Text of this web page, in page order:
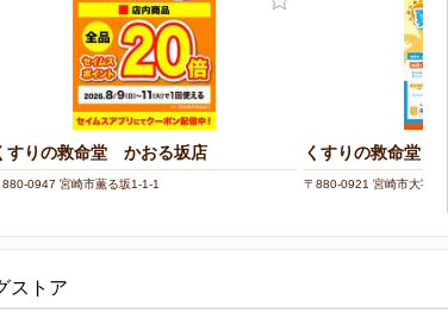
すりの救命堂 かおる坂店
880-0947 宮崎市薫る坂1-1-1
くすりの救命堂
〒880-0921 宮崎市大字本
ストア